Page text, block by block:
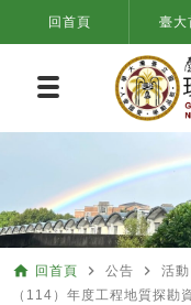
回首頁 臺大
home 回首頁 navigate_next 公告 navigate_next 活動
（114）年度工程地質探勘